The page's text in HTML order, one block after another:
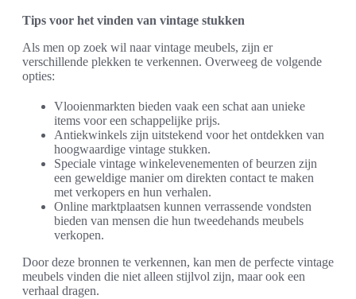
Tips voor het vinden van vintage stukken
Als men op zoek wil naar vintage meubels, zijn er
verschillende plekken te verkennen. Overweeg de volgende
opties:
Vlooienmarkten bieden vaak een schat aan unieke
items voor een schappelijke prijs.
Antiekwinkels zijn uitstekend voor het ontdekken van
hoogwaardige vintage stukken.
Speciale vintage winkelevenementen of beurzen zijn
een geweldige manier om direkten contact te maken
met verkopers en hun verhalen.
Online marktplaatsen kunnen verrassende vondsten
bieden van mensen die hun tweedehands meubels
verkopen.
Door deze bronnen te verkennen, kan men de perfecte vintage
meubels vinden die niet alleen stijlvol zijn, maar ook een
verhaal dragen.